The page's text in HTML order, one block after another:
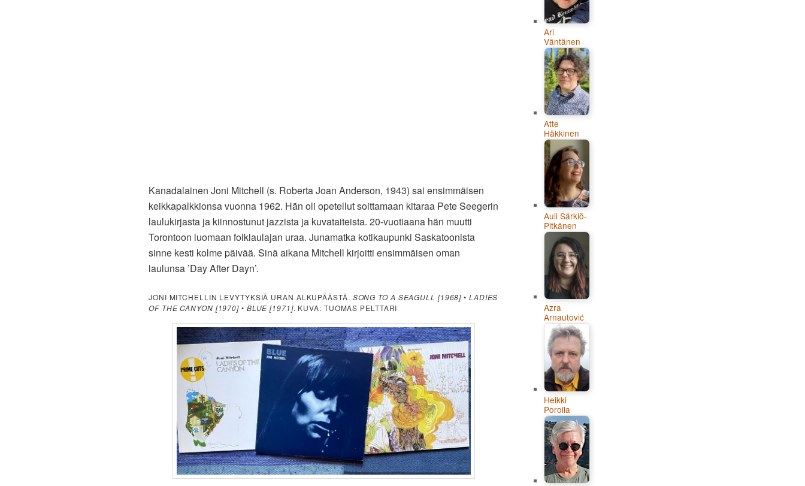
Kanadalainen Joni Mitchell (s. Roberta Joan Anderson, 1943) sai ensimmäisen
keikkapalkkionsa vuonna 1962. Hän oli opetellut soittamaan kitaraa Pete Seegerin
laulukirjasta ja kiinnostunut jazzista ja kuvataiteista. 20-vuotiaana hän muutti
Torontoon luomaan folklaulajan uraa. Junamatka kotikaupunki Saskatoonista
sinne kesti kolme päivää. Sinä aikana Mitchell kirjoitti ensimmäisen oman
laulunsa ’Day After Dayn’.
JONI MITCHELLIN LEVYTYKSIÄ URAN ALKUPÄÄSTÄ. SONG TO A SEAGULL [1968] • LADIES
OF THE CANYON [1970] • BLUE [1971]. KUVA: TUOMAS PELTTARI
Ari
Väntänen
Atte
Häkkinen
Auli Särkiö-
Pitkänen
Azra
Arnautović
Heikki
Poroila